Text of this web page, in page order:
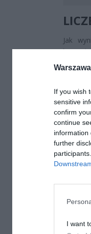
If you wish
sensitive
confirm
continue
information
further
I want
Jak
To
w
łączą